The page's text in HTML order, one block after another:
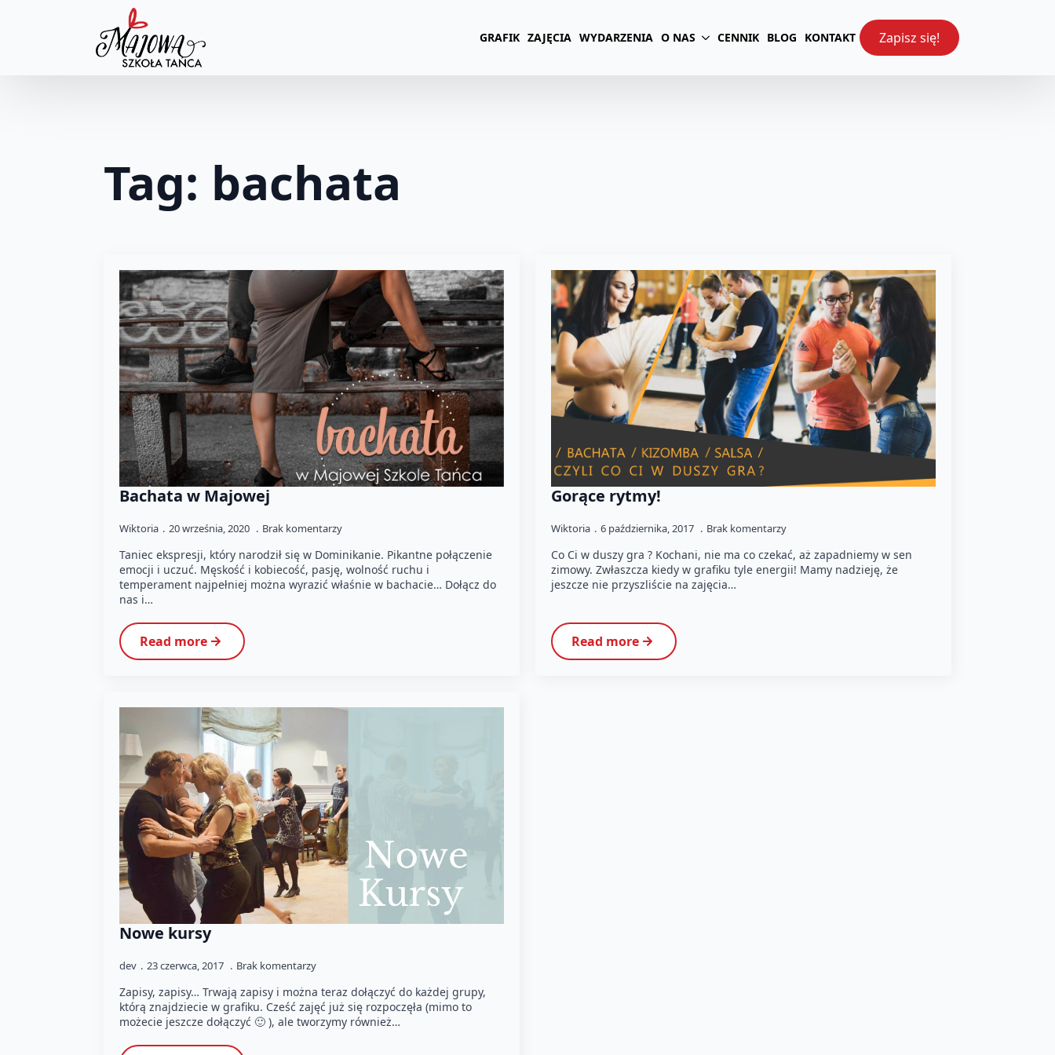
GRAFIK ZAJĘCIA WYDARZENIA O NAS CENNIK BLOG KONTAKT Zapisz się!
Tag: bachata
Bachata w Majowej
Wiktoria 20 września, 2020 Brak komentarzy
Taniec ekspresji, który narodził się w Dominikanie. Pikantne połączenie
emocji i uczuć. Męskość i kobiecość, pasję, wolność ruchu i
temperament najpełniej można wyrazić właśnie w bachacie… Dołącz do
nas i…
Read more
Gorące rytmy!
Wiktoria 6 października, 2017 Brak komentarzy
Co Ci w duszy gra ? Kochani, nie ma co czekać, aż zapadniemy w sen
zimowy. Zwłaszcza kiedy w grafiku tyle energii! Mamy nadzieję, że
jeszcze nie przyszliście na zajęcia…
Read more
Nowe kursy
dev 23 czerwca, 2017 Brak komentarzy
Zapisy, zapisy… Trwają zapisy i można teraz dołączyć do każdej grupy,
którą znajdziecie w grafiku. Cześć zajęć już się rozpoczęła (mimo to
możecie jeszcze dołączyć 🙂 ), ale tworzymy również…